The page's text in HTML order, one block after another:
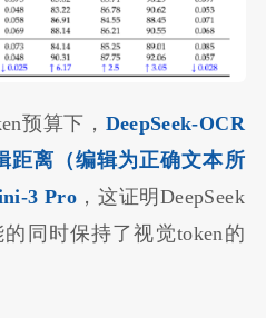
预算下， DeepSeek-OCR
距离（编辑为正确文本所
3 Pro ，这证明DeepSeek
同时保持了视觉token的